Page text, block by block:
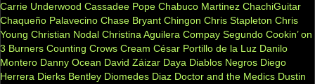
Carrie Underwood Cassadee Pope Chabuco Martinez ChachiGuitar
Chaqueño Palavecino Chase Bryant Chingon Chris Stapleton Chris
Young Christian Nodal Christina Aguilera Compay Segundo Cookin’ on
3 Burners Counting Crows Cream César Portillo de la Luz Danilo
Montero Danny Ocean David Záizar Daya Diablos Negros Diego
Herrera Dierks Bentley Diomedes Diaz Doctor and the Medics Dustin